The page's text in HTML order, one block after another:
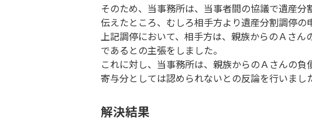
そのため、当事務所は、当事者間の協議で遺産
伝えたところ、むしろ相手方より遺産分割調停の
上記調停において、相手方は、親族からのＡさ
であるとの主張をしました。
これに対し、当事務所は、親族からのＡさんの
寄与分としては認められないとの反論を行いまし
解決結果